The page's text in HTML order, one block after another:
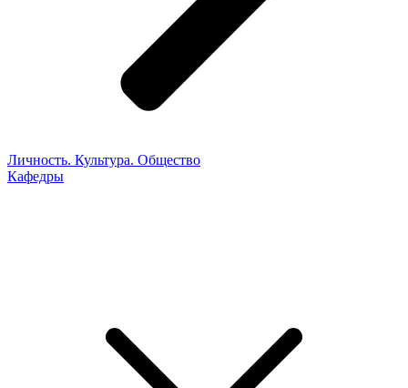
Личность. Культура. Общество
Кафедры